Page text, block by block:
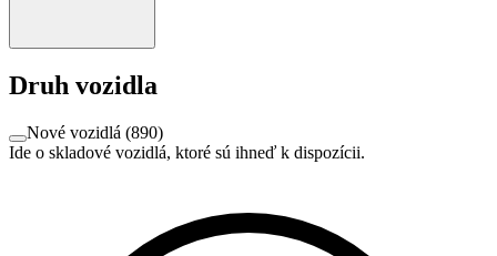
Druh vozidla
Nové vozidlá (890)
Ide o skladové vozidlá, ktoré sú ihneď k dispozícii.